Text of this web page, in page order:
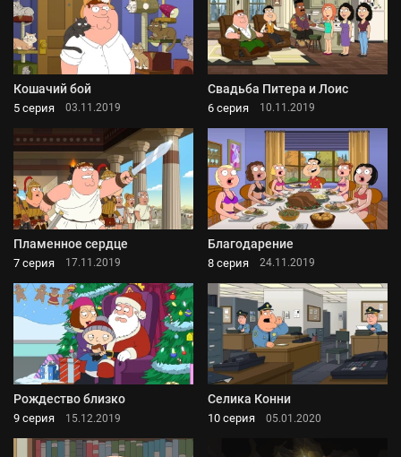
Кошачий бой
5 серия 03.11.2019
Свадьба Питера и Лоис
6 серия 10.11.2019
Пламенное сердце
7 серия 17.11.2019
Благодарение
8 серия 24.11.2019
Рождество близко
9 серия 15.12.2019
Селика Конни
10 серия 05.01.2020